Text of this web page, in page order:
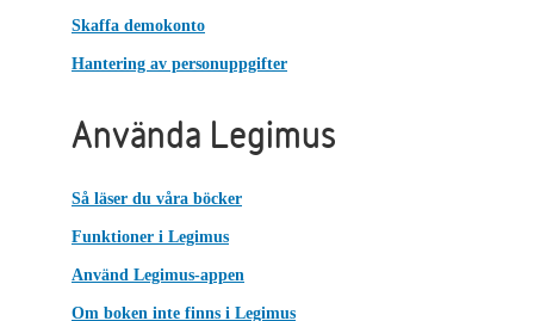
Skaffa demokonto
Hantering av personuppgifter
Använda Legimus
Så läser du våra böcker
Funktioner i Legimus
Använd Legimus-appen
Om boken inte finns i Legimus